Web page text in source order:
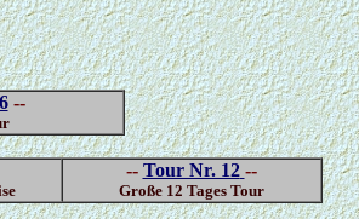
--
-- Tour Nr. 12 --
Große 12 Tages Tour